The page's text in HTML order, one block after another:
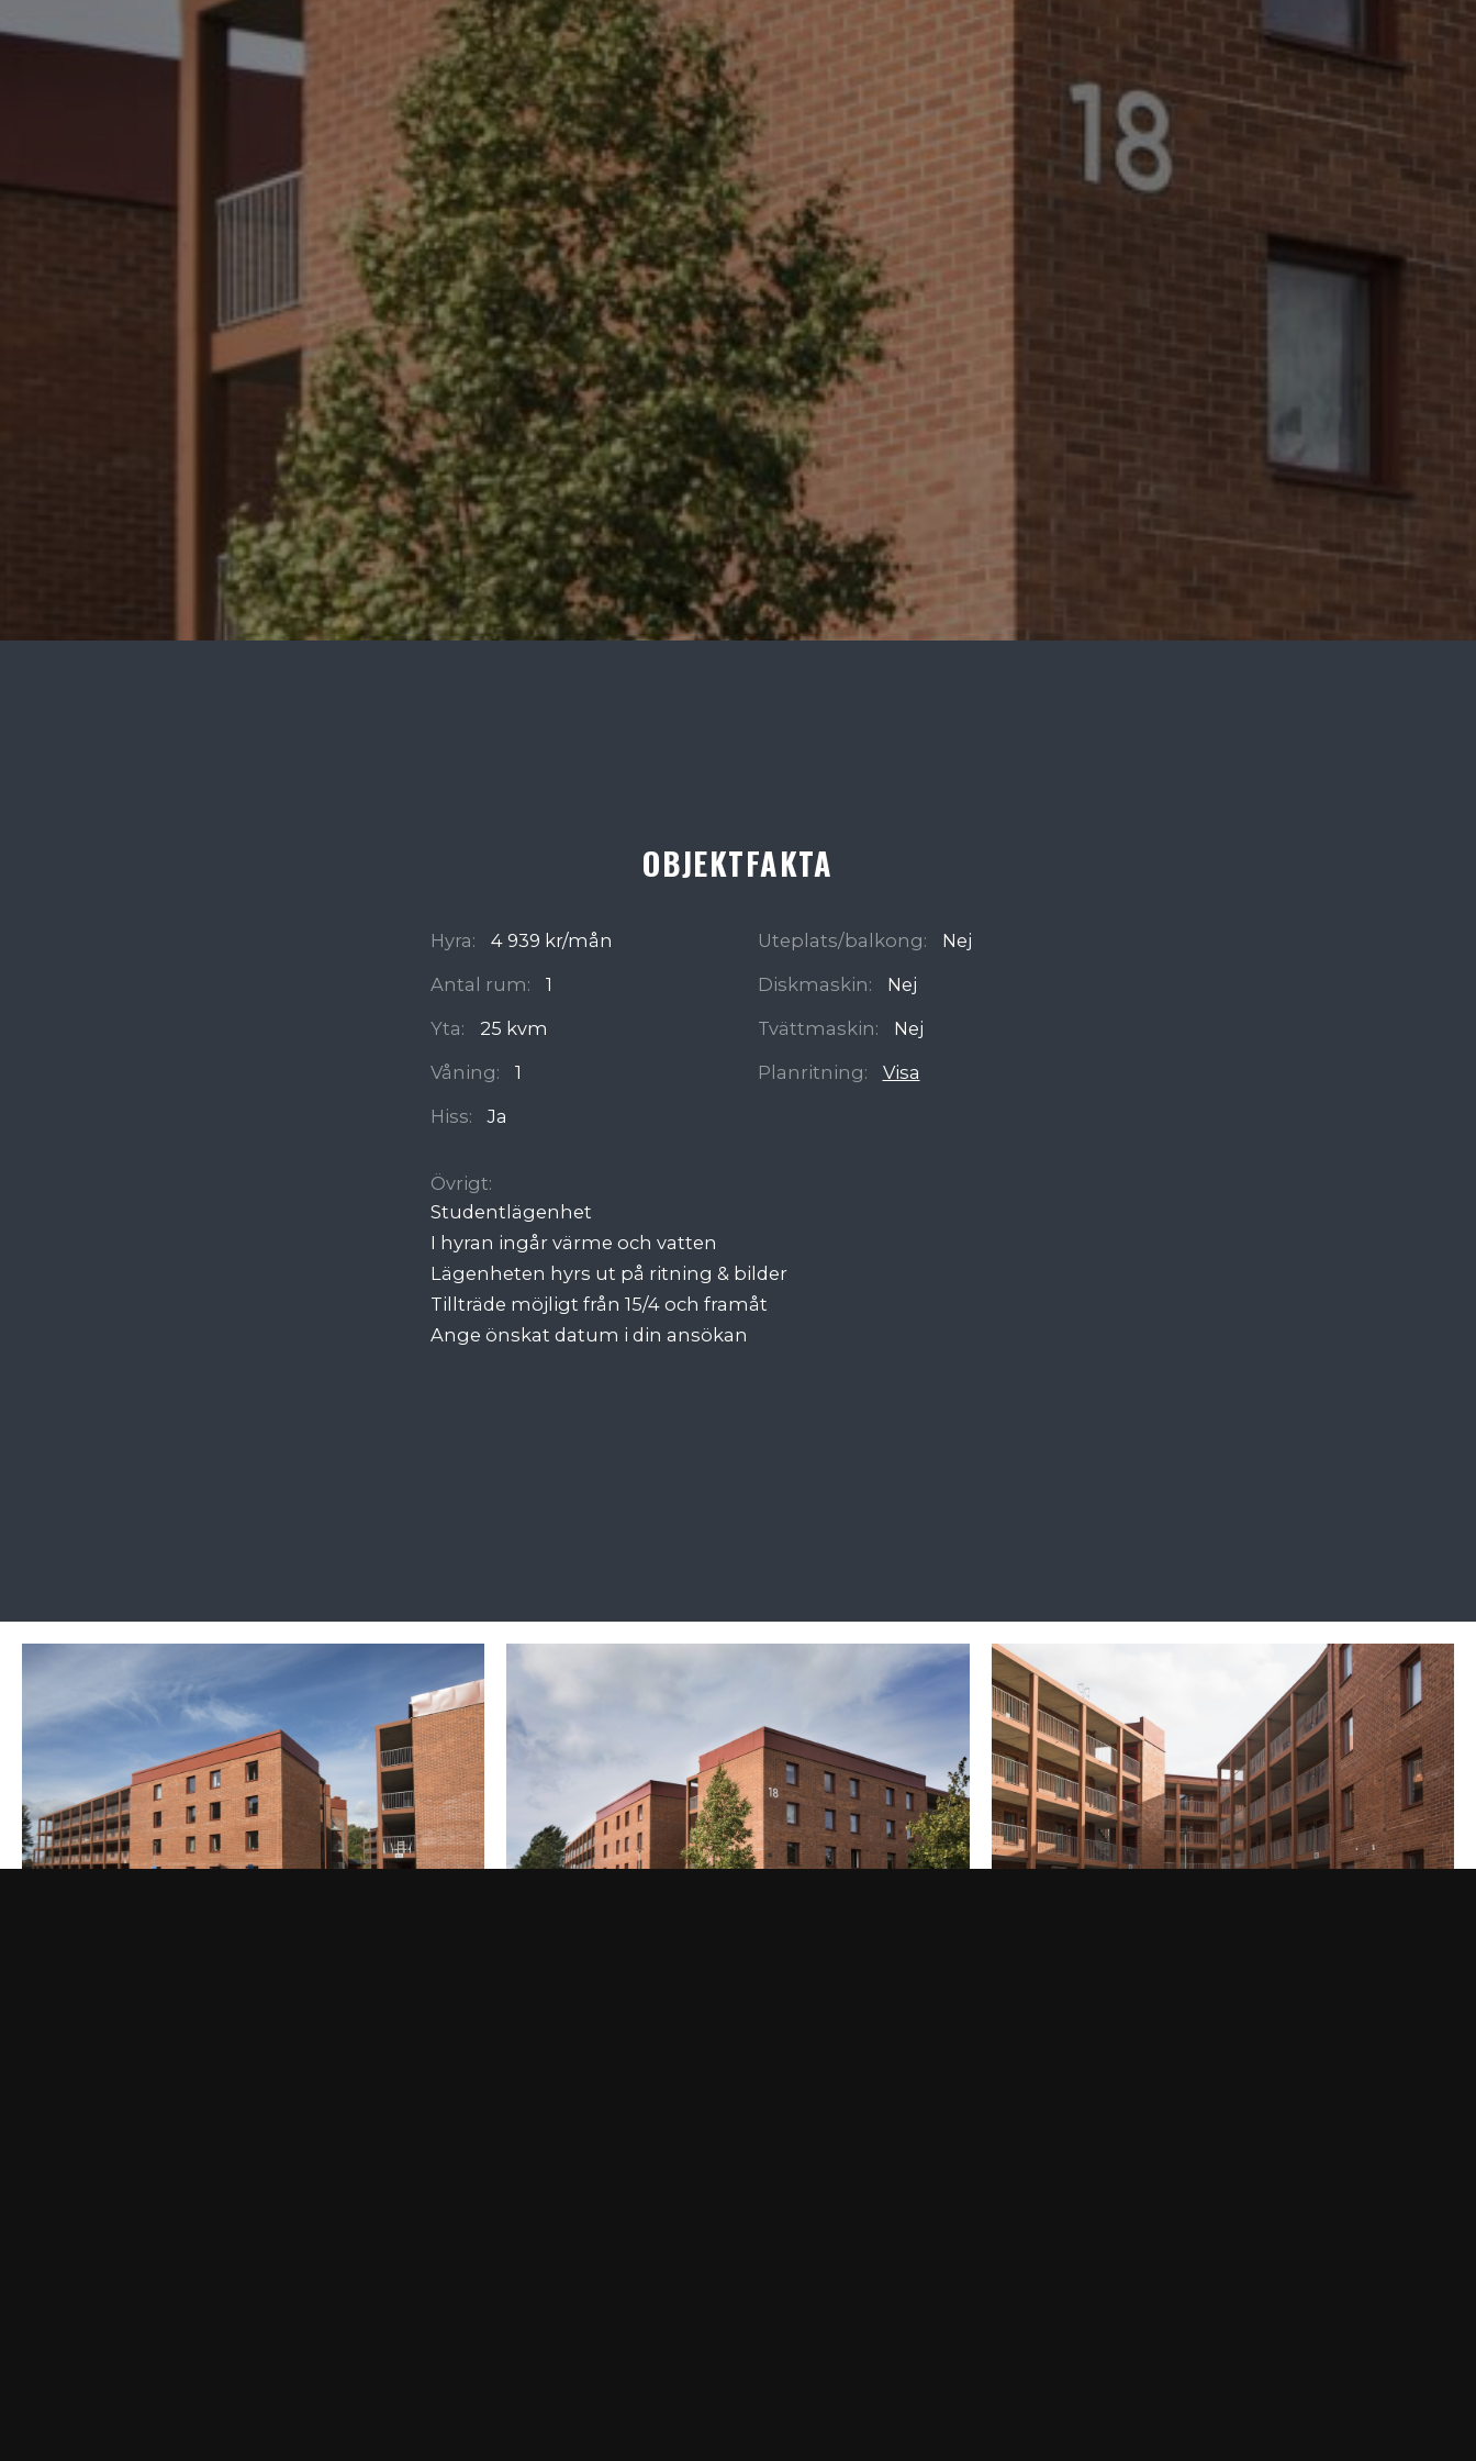
OBJEKTFAKTA
Hyra:
4 939 kr/mån
Antal rum:
1
Yta:
25 kvm
Våning:
1
Hiss:
Ja
Uteplats/balkong:
Nej
Diskmaskin:
Nej
Tvättmaskin:
Nej
Planritning:
Visa
Övrigt:
Studentlägenhet
I hyran ingår värme och vatten
Lägenheten hyrs ut på ritning & bilder
Tillträde möjligt från 15/4 och framåt
Ange önskat datum i din ansökan